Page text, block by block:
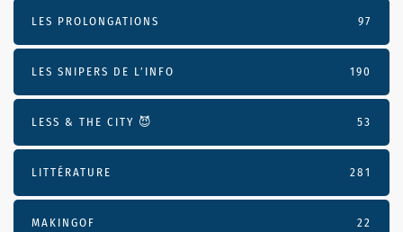
LES PROLONGATIONS 97
LES SNIPERS DE L’INFO 190
LESS & THE CITY 😈 53
LITTÉRATURE 281
MAKINGOF 22